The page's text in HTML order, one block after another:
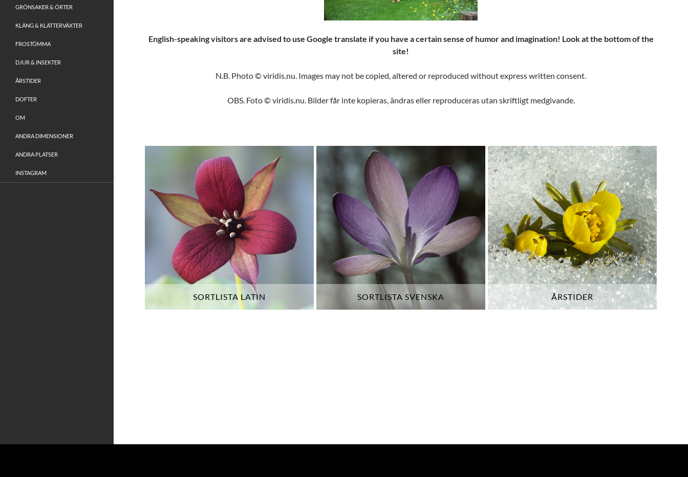
English-speaking visitors are advised to use Google translate if you have a certain sense of humor and imagination! Look at the bottom of the
site!
N.B. Photo © viridis.nu. Images may not be copied, altered or reproduced without express written consent.
OBS. Foto © viridis.nu. Bilder får inte kopieras, ändras eller reproduceras utan skriftligt medgivande.
SORTLISTA LATIN SORTLISTA SVENSKA ÅRSTIDER
GRÖNSAKER & ÖRTER
KLÄNG & KLÄTTERVÄXTER
FROSTÖMMA
DJUR & INSEKTER
ÅRSTIDER
DOFTER
OM
ANDRA DIMENSIONER
ANDRA PLATSER
INSTAGRAM